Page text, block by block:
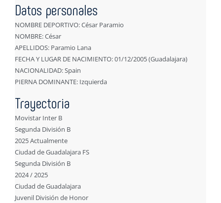
Datos personales
NOMBRE DEPORTIVO: César Paramio
NOMBRE: César
APELLIDOS: Paramio Lana
FECHA Y LUGAR DE NACIMIENTO: 01/12/2005 (Guadalajara)
NACIONALIDAD: Spain
PIERNA DOMINANTE: Izquierda
Trayectoria
Movistar Inter B
Segunda División B
2025 Actualmente
Ciudad de Guadalajara FS
Segunda División B
2024 / 2025
Ciudad de Guadalajara
Juvenil División de Honor